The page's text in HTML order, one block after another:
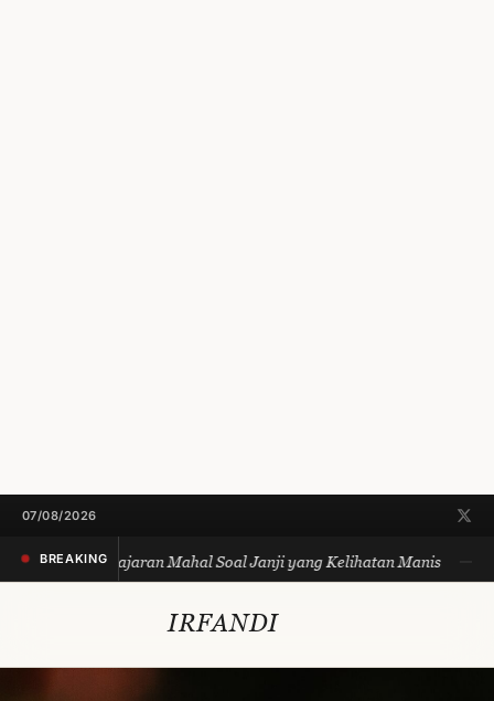
07/08/2026
BREAKING
Biru: Pelajaran Mahal Soal Janji yang Kelihatan Manis
IRFANDI